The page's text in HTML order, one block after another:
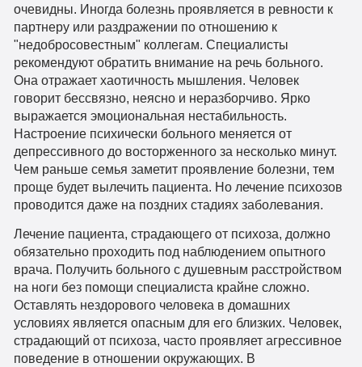
очевидны. Иногда болезнь проявляется в ревности к
партнеру или раздражении по отношению к
"недобросовестным" коллегам. Специалисты
рекомендуют обратить внимание на речь больного.
Она отражает хаотичность мышления. Человек
говорит бессвязно, неясно и неразборчиво. Ярко
выражается эмоциональная нестабильность.
Настроение психически больного меняется от
депрессивного до восторженного за несколько минут.
Чем раньше семья заметит проявление болезни, тем
проще будет вылечить пациента. Но лечение психозов
проводится даже на поздних стадиях заболевания.
Лечение пациента, страдающего от психоза, должно
обязательно проходить под наблюдением опытного
врача. Получить больного с душевным расстройством
на ноги без помощи специалиста крайне сложно.
Оставлять нездорового человека в домашних
условиях является опасным для его близких. Человек,
страдающий от психоза, часто проявляет агрессивное
поведение в отношении окружающих. В